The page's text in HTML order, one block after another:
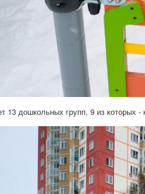
13 дошкольных групп, 9 из которых